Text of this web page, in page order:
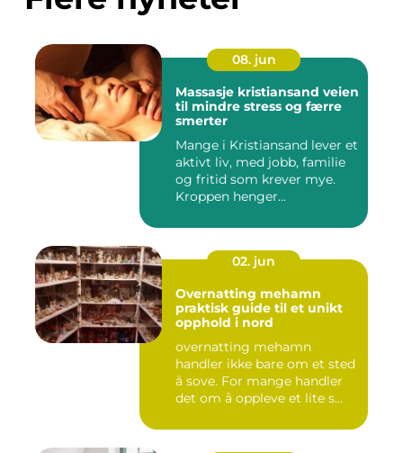
08. jun
Massasje kristiansand veien
til mindre stress og færre
smerter
Mange i Kristiansand lever et
aktivt liv, med jobb, familie
og fritid som krever mye.
Kroppen henger...
02. jun
Overnatting mehamn
praktisk guide til et unikt
opphold i nord
overnatting mehamn
handler ikke bare om et sted
å sove. For mange handler
det om å oppleve et lite s...